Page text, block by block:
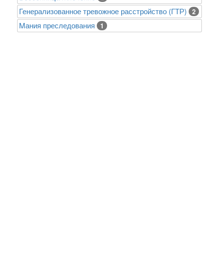
Генерализованное тревожное расстройство (ГТР) 2
Mания преследования 1